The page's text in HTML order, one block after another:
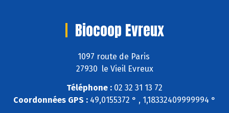
Biocoop Evreux
1097 route de Paris
27930 le Vieil Evreux
Téléphone : 02 32 31 13 72
Coordonnées GPS : 49,0155372 ° , 1,18332409999994 °